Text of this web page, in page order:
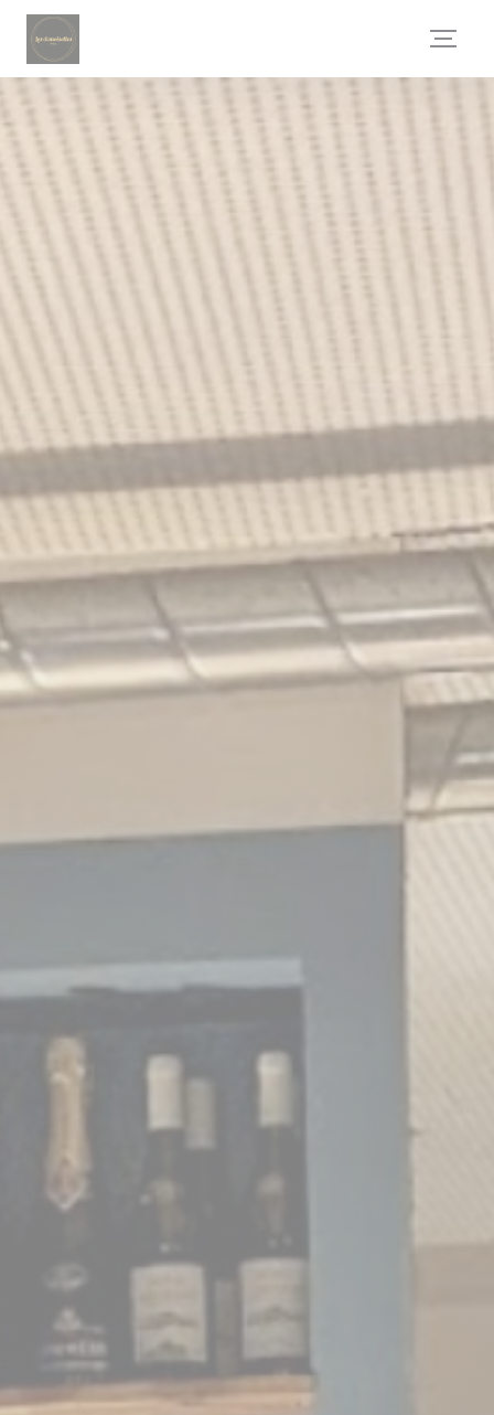
Cookie- hanteringspanel